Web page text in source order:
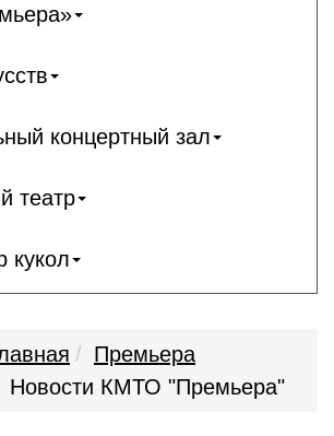
концертный зал
театр
кукол
Премьера
Новости КМТО "Премьера"